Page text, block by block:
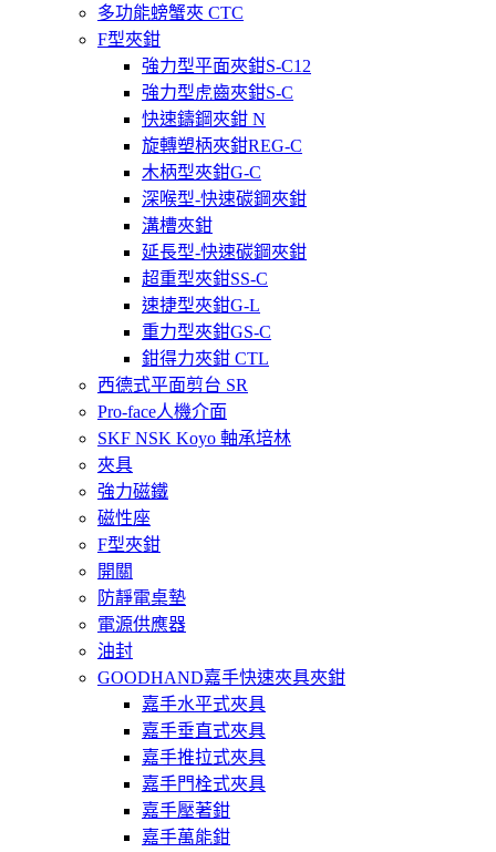
多功能螃蟹夾 CTC
F型夾鉗
強力型平面夾鉗S-C12
強力型虎齒夾鉗S-C
快速鑄鋼夾鉗 N
旋轉塑柄夾鉗REG-C
木柄型夾鉗G-C
深喉型-快速碳鋼夾鉗
溝槽夾鉗
延長型-快速碳鋼夾鉗
超重型夾鉗SS-C
速捷型夾鉗G-L
重力型夾鉗GS-C
鉗得力夾鉗 CTL
西德式平面剪台 SR
Pro-face人機介面
SKF NSK Koyo 軸承培林
夾具
強力磁鐵
磁性座
F型夾鉗
開關
防靜電桌墊
電源供應器
油封
GOODHAND嘉手快速夾具夾鉗
嘉手水平式夾具
嘉手垂直式夾具
嘉手推拉式夾具
嘉手門栓式夾具
嘉手壓著鉗
嘉手萬能鉗